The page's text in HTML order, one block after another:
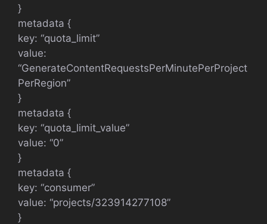
}
metadata {
key: “quota_limit”
value:
“GenerateContentRequestsPerMinutePerProject
PerRegion”
}
metadata {
key: “quota_limit_value”
value: “0”
}
metadata {
key: “consumer”
value: “projects/323914277108”
}